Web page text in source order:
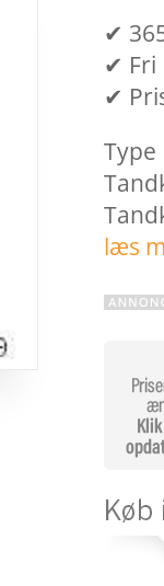
✔
✔ Fri
✔
Type
læs